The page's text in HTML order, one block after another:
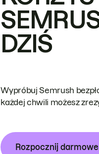
DZIŚ
Wypróbuj Semrush
każdej chwili możesz
Rozpocznij